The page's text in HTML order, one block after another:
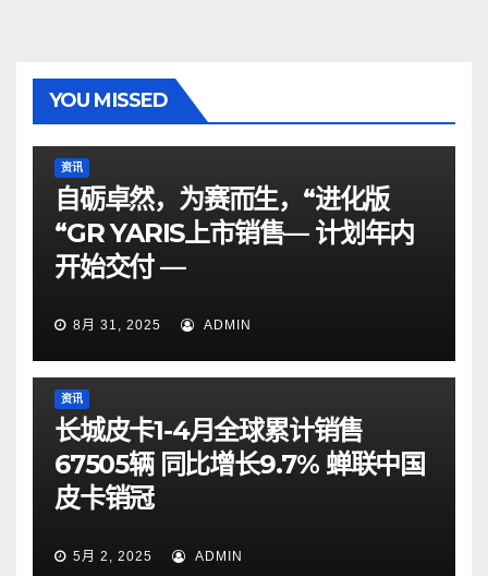
YOU MISSED
资讯
自砺卓然，为赛而生，“进化版
“GR YARIS上市销售— 计划年内
开始交付 —
8月 31, 2025 ADMIN
资讯
长城皮卡1-4月全球累计销售
67505辆 同比增长9.7% 蝉联中国
皮卡销冠
5月 2, 2025 ADMIN